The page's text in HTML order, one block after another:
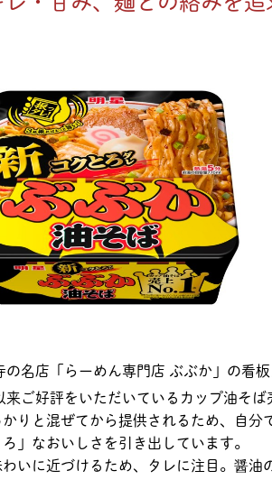
の名店「らーめん専門店 ぶぶか」の看
ご好評をいただいているカップ油そば
りと混ぜてから提供されるため、自分
」なおいしさを引き出しています。
いに近づけるため、タレに注目。醤油